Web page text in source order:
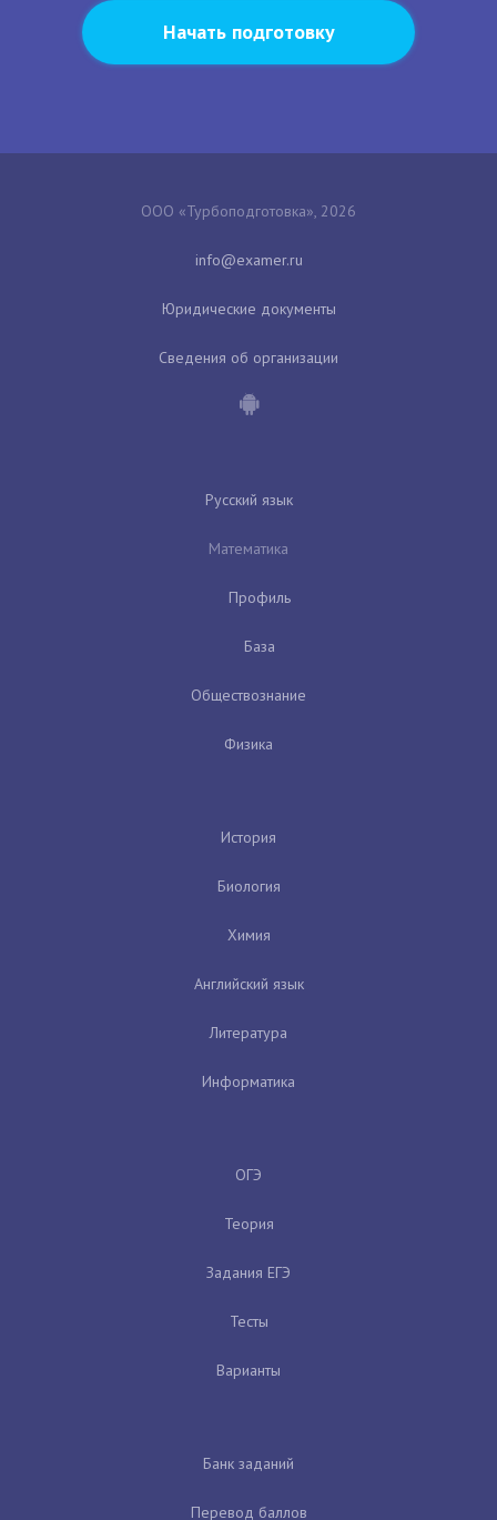
Начать подготовку
ООО «Турбоподготовка», 2026
Юридические документы
Сведения об организации
Русский язык
Математика
Профиль
База
Обществознание
Физика
История
Биология
Химия
Английский язык
Литература
Информатика
ОГЭ
Теория
Задания ЕГЭ
Тесты
Варианты
Банк заданий
Перевод баллов